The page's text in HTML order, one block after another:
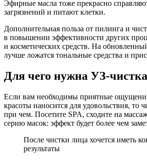
Эфирные масла тоже прекрасно
загрязнений и питают клетки.
Дополнительная польза от пилинга и
в повышении эффективности других
и косметических средств. На
лучше ложатся тональные средства и
Для чего нужна УЗ-чистка
Если вам необходимы приятные
красоты наносится для удовольствия, то
при чем. Посетите SPA, сходите на
серию масок: эффект будет более чем
После чистки лица хочется иметь
результаты